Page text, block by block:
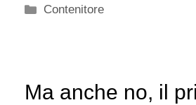
Categorie
Contenitore
Ma anche no, il